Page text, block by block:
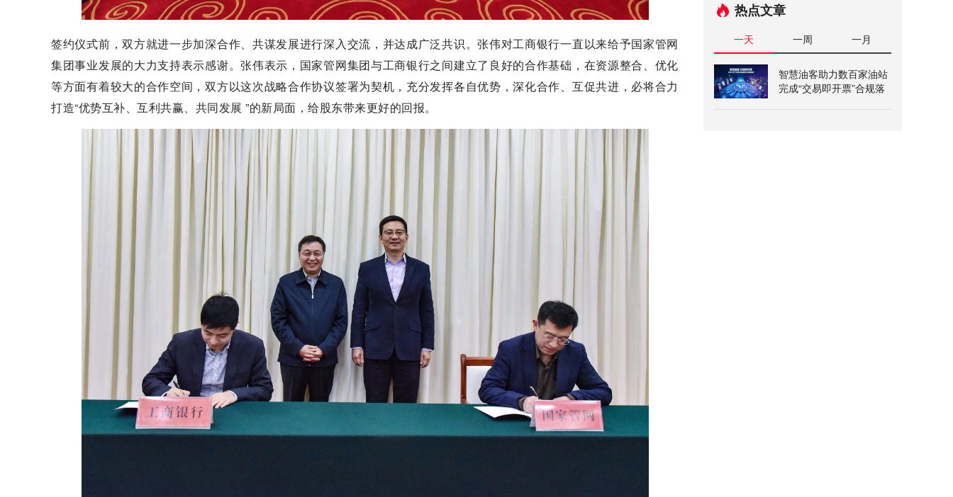
签约仪式前，双方就进一步加深合作、共谋发展进行深入交流，并达成广泛共识。张伟对工商银行一直以来给予国家管网
集团事业发展的大力支持表示感谢。张伟表示，国家管网集团与工商银行之间建立了良好的合作基础，在资源整合、优化
等方面有着较大的合作空间，双方以这次战略合作协议签署为契机，充分发挥各自优势，深化合作、互促共进，必将合力
打造“优势互补、互利共赢、共同发展 ”的新局面，给股东带来更好的回报。
热点文章
一天 一周 一月
智慧油客助力数百家油站
完成“交易即开票”合规落